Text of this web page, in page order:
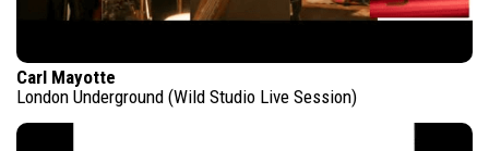
Carl Mayotte
London Underground (Wild Studio Live Session)